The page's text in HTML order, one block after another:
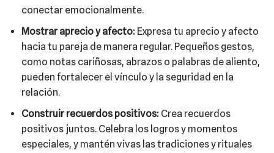
conectar emocionalmente.
Mostrar aprecio y afecto: Expresa tu aprecio y afecto
hacia tu pareja de manera regular. Pequeños gestos,
como notas cariñosas, abrazos o palabras de aliento,
pueden fortalecer el vínculo y la seguridad en la
relación.
Construir recuerdos positivos: Crea recuerdos
positivos juntos. Celebra los logros y momentos
especiales, y mantén vivas las tradiciones y rituales